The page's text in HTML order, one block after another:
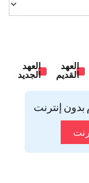
العهد
القديم
العهد
الجديد
إنترنت